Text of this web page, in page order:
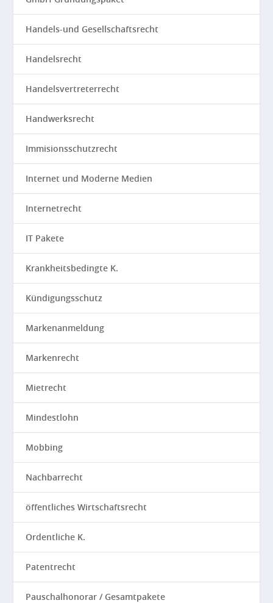
Handels-und Gesellschaftsrecht
Handelsrecht
Handelsvertreterrecht
Handwerksrecht
Immisionsschutzrecht
Internet und Moderne Medien
Internetrecht
IT Pakete
Krankheitsbedingte K.
Kündigungsschutz
Markenanmeldung
Markenrecht
Mietrecht
Mindestlohn
Mobbing
Nachbarrecht
öffentliches Wirtschaftsrecht
Ordentliche K.
Patentrecht
Pauschalhonorar / Gesamtpakete